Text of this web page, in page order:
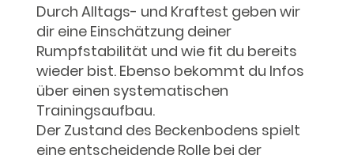
Durch Alltags- und Kraftest geben wir
dir eine Einschätzung deiner
Rumpfstabilität und wie fit du bereits
wieder bist. Ebenso bekommt du Infos
über einen systematischen
Trainingsaufbau.
Der Zustand des Beckenbodens spielt
eine entscheidende Rolle bei der